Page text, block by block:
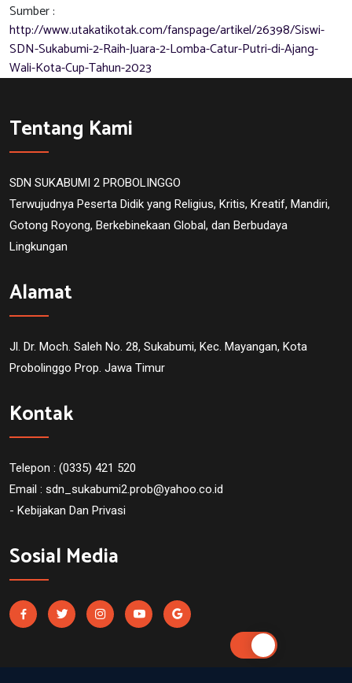
Sumber :
http://www.utakatikotak.com/fanspage/artikel/26398/Siswi-
SDN-Sukabumi-2-Raih-Juara-2-Lomba-Catur-Putri-di-Ajang-
Wali-Kota-Cup-Tahun-2023
Tentang Kami
SDN SUKABUMI 2 PROBOLINGGO
Terwujudnya Peserta Didik yang Religius, Kritis, Kreatif, Mandiri,
Gotong Royong, Berkebinekaan Global, dan Berbudaya
Lingkungan
Alamat
Jl. Dr. Moch. Saleh No. 28, Sukabumi, Kec. Mayangan, Kota
Probolinggo Prop. Jawa Timur
Kontak
Telepon : (0335) 421 520
Email : sdn_sukabumi2.prob@yahoo.co.id
- Kebijakan Dan Privasi
Sosial Media